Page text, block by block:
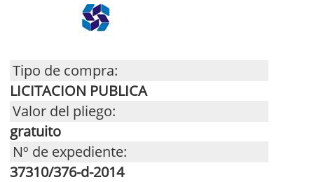
Tipo de compra:
LICITACION PUBLICA
Valor del pliego:
gratuito
Nº de expediente:
37310/376-d-2014